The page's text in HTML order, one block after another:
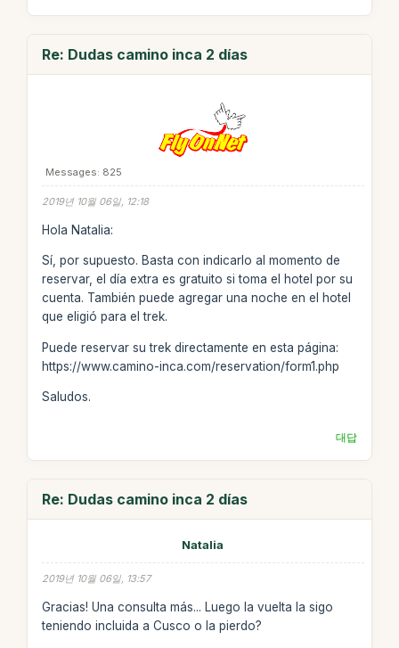
Re: Dudas camino inca 2 días
Messages: 825
2019년 10월 06일, 12:18
Hola Natalia:
Sí, por supuesto. Basta con indicarlo al momento de
reservar, el día extra es gratuito si toma el hotel por su
cuenta. También puede agregar una noche en el hotel
que eligió para el trek.
Puede reservar su trek directamente en esta página:
https://www.camino-inca.com/reservation/form1.php
Saludos.
대답
Re: Dudas camino inca 2 días
Natalia
2019년 10월 06일, 13:57
Gracias! Una consulta más... Luego la vuelta la sigo
teniendo incluida a Cusco o la pierdo?